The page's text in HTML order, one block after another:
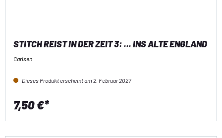
STITCH REIST IN DER ZEIT 3: ... INS ALTE ENGLAND
Carlsen
Dieses Produkt erscheint am 2. Februar 2027
7,50 €*